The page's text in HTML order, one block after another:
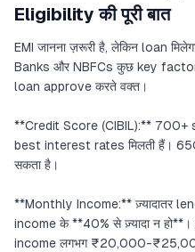
Eligibility की पूरी बात
EMI जानना ज़रूरी है, लेकिन loan मिलेगा
Banks और NBFCs कुछ key
loan approve करते वक्त।
**Credit Score (CIBIL):** 700+
best interest rates मिलती हैं।
सकता है।
**Monthly Income:** ज़्यादातर
income के **40% से ज़्यादा न
income लगभग ₹20,000-₹25,000